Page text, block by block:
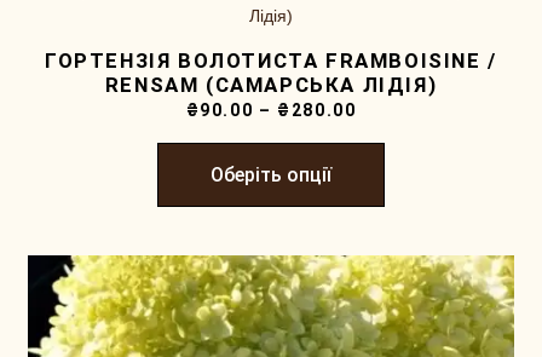
ГОРТЕНЗІЯ ВОЛОТИСТА FRAMBOISINE /
RENSAM (САМАРСЬКА ЛІДІЯ)
₴90.00 – ₴ 280.00
Оберіть опції